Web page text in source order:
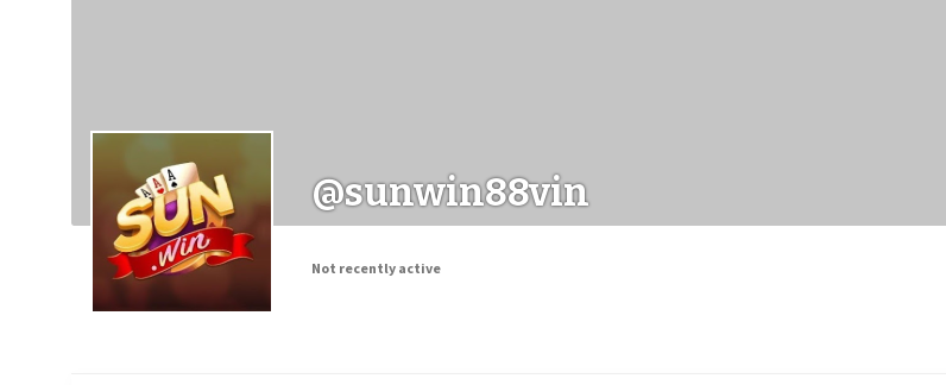
@sunwin88vin
Not recently active